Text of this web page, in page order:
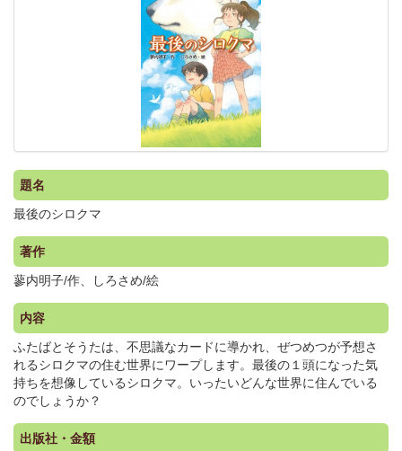
題名
最後のシロクマ
著作
蓼内明子/作、しろさめ/絵
内容
ふたばとそうたは、不思議なカードに導かれ、ぜつめつが予想さ
れるシロクマの住む世界にワープします。最後の１頭になった気
持ちを想像しているシロクマ。いったいどんな世界に住んでいる
のでしょうか？
出版社・金額